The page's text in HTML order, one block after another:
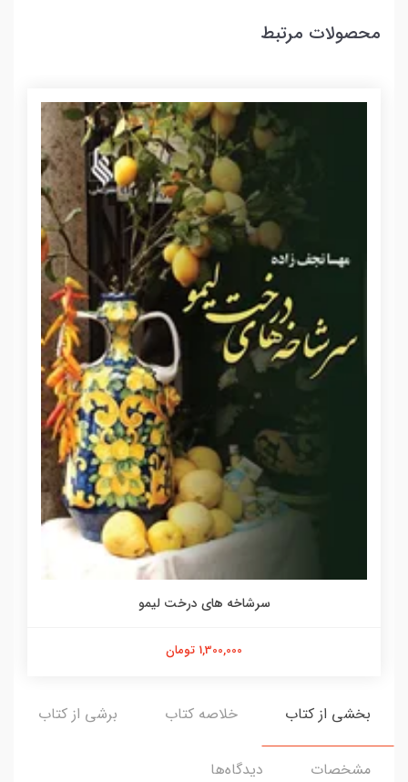
محصولات مرتبط
سرشاخه های درخت لیمو
1,300,000 تومان
بخشی از کتاب خلاصه کتاب برشی از کتاب
مشخصات دیدگاه‌ها